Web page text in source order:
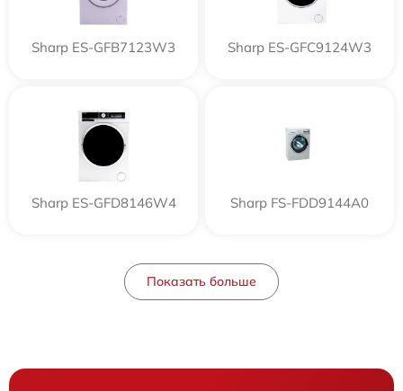
Sharp ES-GFB7123W3 Sharp ES-GFC9124W3
Sharp ES-GFD8146W4 Sharp FS-FDD9144A0
Показать больше